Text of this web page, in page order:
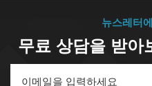
뉴스레터
무료 상담을 받아